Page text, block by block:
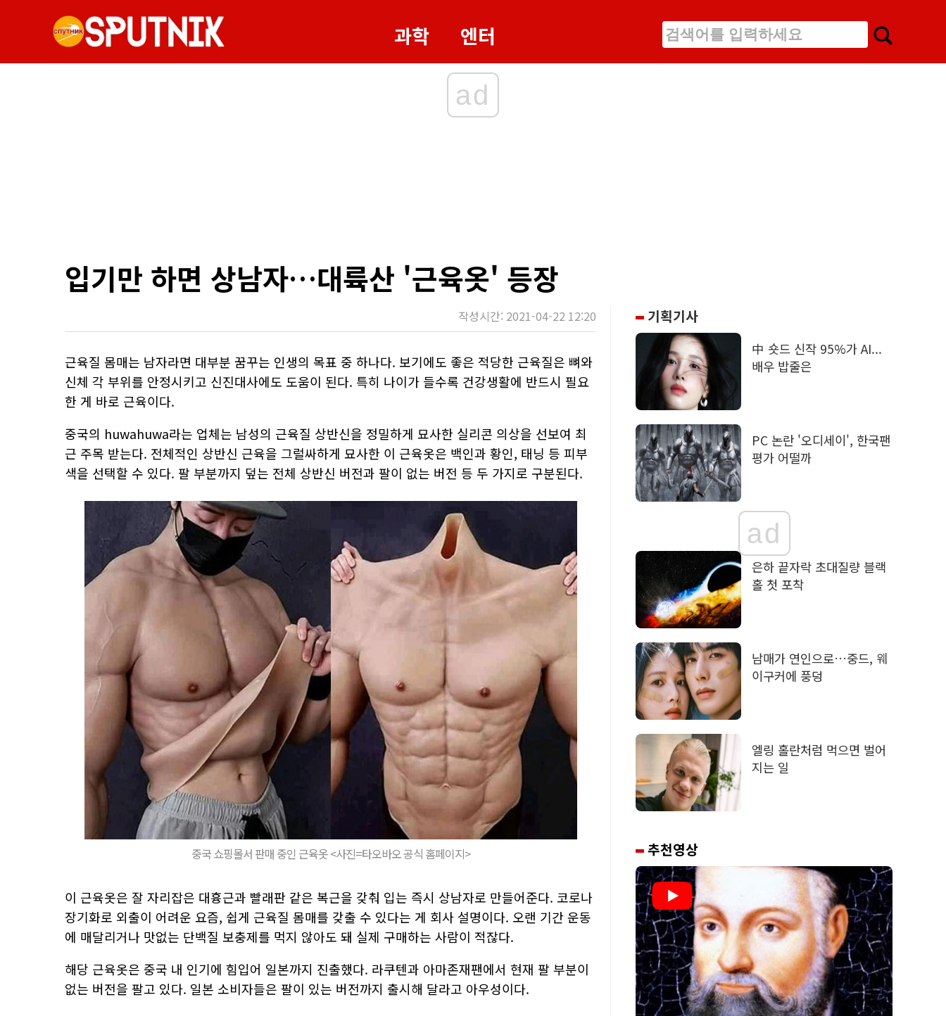
과학 엔터
ad
입기만 하면 상남자…대륙산 '근육옷' 등장
작성시간: 2021-04-22 12:20
근육질 몸매는 남자라면 대부분 꿈꾸는 인생의 목표 중 하나다. 보기에도 좋은 적당한 근육질은 뼈와
신체 각 부위를 안정시키고 신진대사에도 도움이 된다. 특히 나이가 들수록 건강생활에 반드시 필요
한 게 바로 근육이다.
중국의 huwahuwa라는 업체는 남성의 근육질 상반신을 정밀하게 묘사한 실리콘 의상을 선보여 최
근 주목 받는다. 전체적인 상반신 근육을 그럴싸하게 묘사한 이 근육옷은 백인과 황인, 태닝 등 피부
색을 선택할 수 있다. 팔 부분까지 덮는 전체 상반신 버전과 팔이 없는 버전 등 두 가지로 구분된다.
중국 쇼핑몰서 판매 중인 근육옷 <사진=타오바오 공식 홈페이지>
이 근육옷은 잘 자리잡은 대흉근과 빨래판 같은 복근을 갖춰 입는 즉시 상남자로 만들어준다. 코로나
장기화로 외출이 어려운 요즘, 쉽게 근육질 몸매를 갖출 수 있다는 게 회사 설명이다. 오랜 기간 운동
에 매달리거나 맛없는 단백질 보충제를 먹지 않아도 돼 실제 구매하는 사람이 적잖다.
해당 근육옷은 중국 내 인기에 힘입어 일본까지 진출했다. 라쿠텐과 아마존재팬에서 현재 팔 부분이
없는 버전을 팔고 있다. 일본 소비자들은 팔이 있는 버전까지 출시해 달라고 아우성이다.
기획기사
中 숏드 신작 95%가 AI...
배우 밥줄은
PC 논란 '오디세이', 한국팬
평가 어떨까
ad
은하 끝자락 초대질량 블랙
홀 첫 포착
남매가 연인으로…중드, 웨
이구커에 풍덩
엘링 홀란처럼 먹으면 벌어
지는 일
추천영상